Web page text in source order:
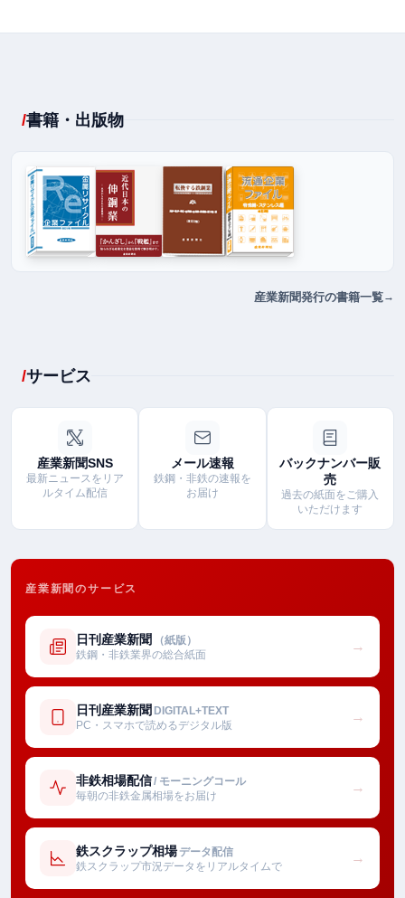
書籍・出版物
産業新聞発行の書籍一覧
サービス
産業新聞SNS
最新ニュースをリア
ルタイム配信
メール速報
鉄鋼・非鉄の速報を
お届け
バックナンバー販
売
過去の紙面をご購入
いただけます
産業新聞のサービス
日刊産業新聞 （紙版）
鉄鋼・非鉄業界の総合紙面
→
日刊産業新聞 DIGITAL+TEXT
PC・スマホで読めるデジタル版
→
非鉄相場配信/ モーニングコール
毎朝の非鉄金属相場をお届け
→
鉄スクラップ相場 データ配信
鉄スクラップ市況データをリアルタイムで
→